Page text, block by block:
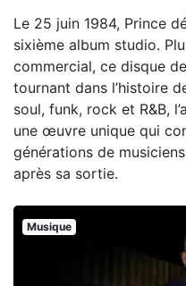
Le 25 juin 1984, Prince
sixième album studio.
commercial, ce disque
tournant dans l’histoire
soul, funk, rock et R&B,
une œuvre unique qui
générations de
après sa sortie.
Musique